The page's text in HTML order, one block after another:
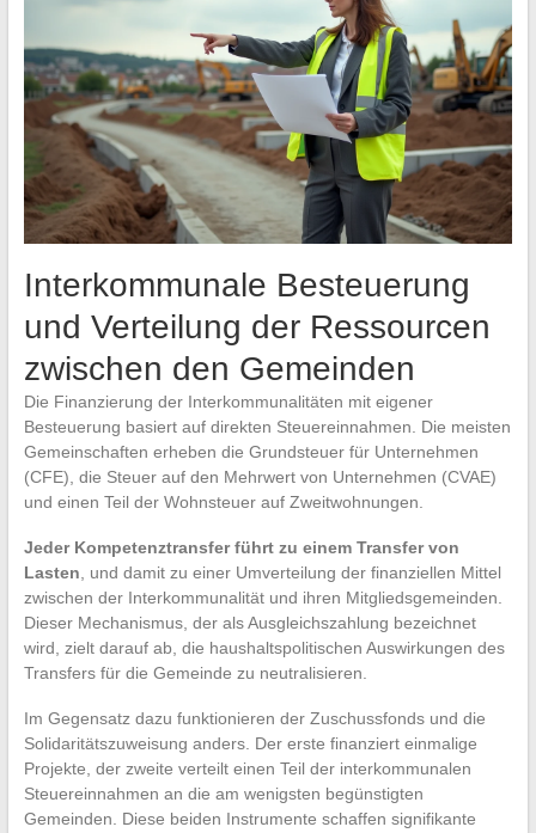
Interkommunale Besteuerung
und Verteilung der Ressourcen
zwischen den Gemeinden
Die Finanzierung der Interkommunalitäten mit eigener
Besteuerung basiert auf direkten Steuereinnahmen. Die meisten
Gemeinschaften erheben die Grundsteuer für Unternehmen
(CFE), die Steuer auf den Mehrwert von Unternehmen (CVAE)
und einen Teil der Wohnsteuer auf Zweitwohnungen.
Jeder Kompetenztransfer führt zu einem Transfer von
Lasten , und damit zu einer Umverteilung der finanziellen Mittel
zwischen der Interkommunalität und ihren Mitgliedsgemeinden.
Dieser Mechanismus, der als Ausgleichszahlung bezeichnet
wird, zielt darauf ab, die haushaltspolitischen Auswirkungen des
Transfers für die Gemeinde zu neutralisieren.
Im Gegensatz dazu funktionieren der Zuschussfonds und die
Solidaritätszuweisung anders. Der erste finanziert einmalige
Projekte, der zweite verteilt einen Teil der interkommunalen
Steuereinnahmen an die am wenigsten begünstigten
Gemeinden. Diese beiden Instrumente schaffen signifikante